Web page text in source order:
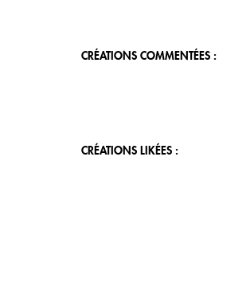
CRÉATIONS COMMENTÉES :
CRÉATIONS LIKÉES :